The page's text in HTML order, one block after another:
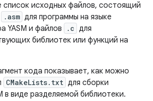
список исходных файлов, состоящий
.asm для программы на языке
YASM и файлов
.c для
библиотек или функций на
кода показывает, как можно
CMakeLists.txt для сборки
в виде разделяемой библиотеки.